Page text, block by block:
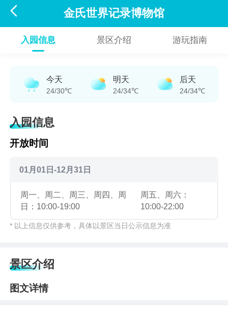
 金氏世界记录博物馆
入园信息 景区介绍 游玩指南
今天
24/30℃
明天
24/34℃
后天
24/34℃
入园信息
开放时间
01月01日-12月31日
周一、周二、周三、周四、周
日：10:00-19:00
周五、周六：
10:00-22:00
* 以上信息仅供参考，具体以景区当日公示信息为准
景区介绍
图文详情